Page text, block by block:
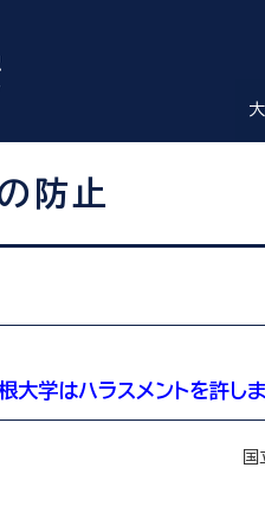
防止
根大学はハラスメントを許し
学法人島